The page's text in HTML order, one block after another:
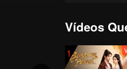
26 27
Vídeos
1